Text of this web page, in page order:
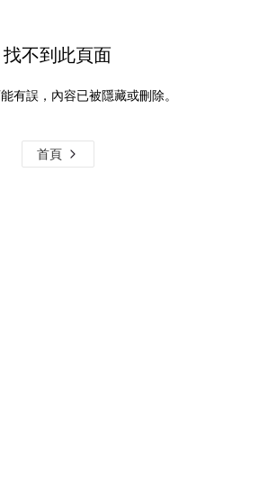
找不到此頁面
有誤，內容已被隱藏或刪除。
首頁